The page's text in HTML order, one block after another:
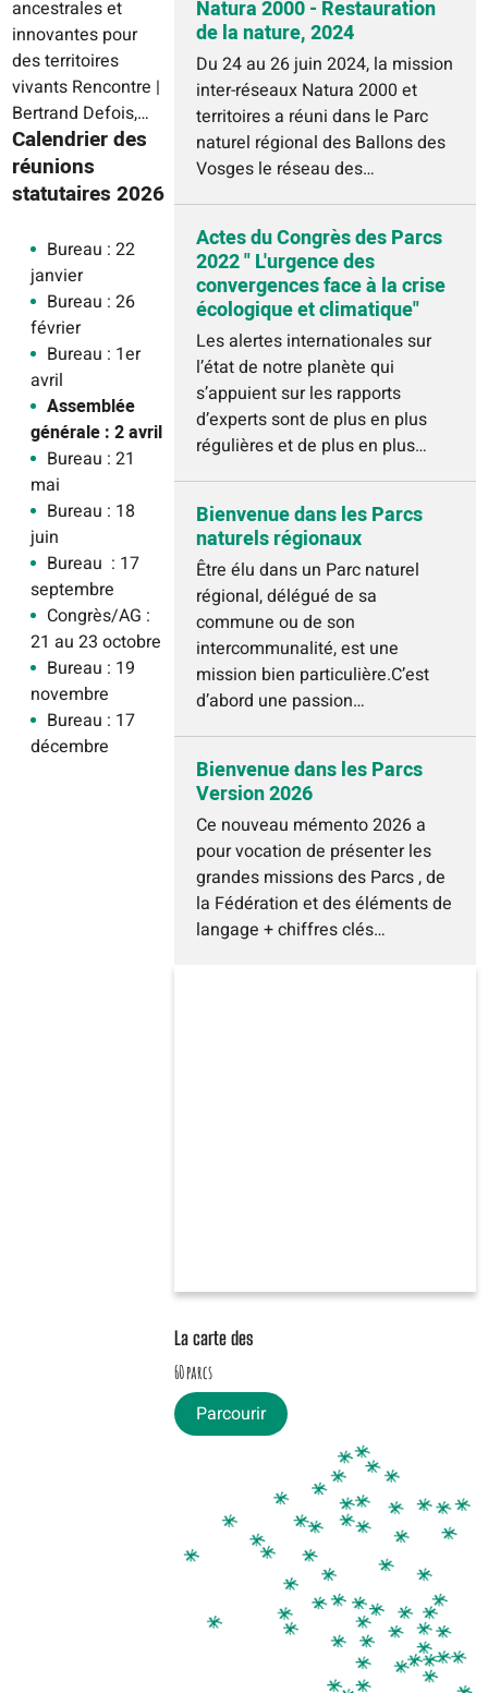
ancestrales et
innovantes pour
des territoires
vivants Rencontre |
Bertrand Defois,…
Calendrier des
réunions
statutaires 2026
Bureau : 22
janvier
Bureau : 26
février
Bureau : 1er
avril
Assemblée
générale : 2 avril
Bureau : 21
mai
Bureau : 18
juin
Bureau : 17
septembre
Congrès/AG :
21 au 23 octobre
Bureau : 19
novembre
Bureau : 17
décembre
Natura 2000 - Restauration
de la nature, 2024
Du 24 au 26 juin 2024, la mission
inter-réseaux Natura 2000 et
territoires a réuni dans le Parc
naturel régional des Ballons des
Vosges le réseau des…
Actes du Congrès des Parcs
2022 " L'urgence des
convergences face à la crise
écologique et climatique"
Les alertes internationales sur
l’état de notre planète qui
s’appuient sur les rapports
d’experts sont de plus en plus
régulières et de plus en plus…
Bienvenue dans les Parcs
naturels régionaux
Être élu dans un Parc naturel
régional, délégué de sa
commune ou de son
intercommunalité, est une
mission bien particulière.C’est
d’abord une passion…
Bienvenue dans les Parcs
Version 2026
Ce nouveau mémento 2026 a
pour vocation de présenter les
grandes missions des Parcs , de
la Fédération et des éléments de
langage + chiffres clés…
La carte des
60 parcs
Parcourir